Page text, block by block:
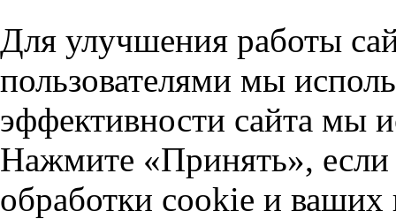
Для улучшения работы
пользователями мы
эффективности сайта мы
Нажмите «Принять», если
обработки cookie и